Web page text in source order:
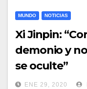
MUNDO NOTICIAS
Xi Jinpin:
demonio y
se oculte”
ENE 29, 2020